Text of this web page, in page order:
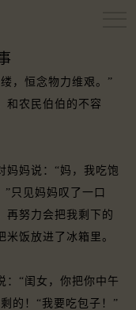
，恒念物力维艰。”
和农民伯伯的不容
妈说：“妈，我吃饱
”只见妈妈叹了一口
再努力会把我剩下的
饭放进了冰箱里。
“闺女，你把你中午
的！“我要吃包子！”